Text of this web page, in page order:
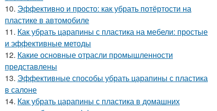
10. Эффективно и просто: как убрать потёртости на
пластике в автомобиле
11. Как убрать царапины с пластика на мебели: простые
и эффективные методы
12. Какие основные отрасли промышленности
представлены
13. Эффективные способы убрать царапины с пластика
в салоне
14. Как убрать царапины с пластика в домашних